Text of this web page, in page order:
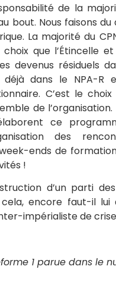
de la
bout. Nous faisons
La majorité du
choix que l’Étincelle
devenus résiduels
déjà dans le NPA-
C’est le
de
ce
des
ends de
!
d’un parti
encore faut-il
impérialiste de
1 parue dans le